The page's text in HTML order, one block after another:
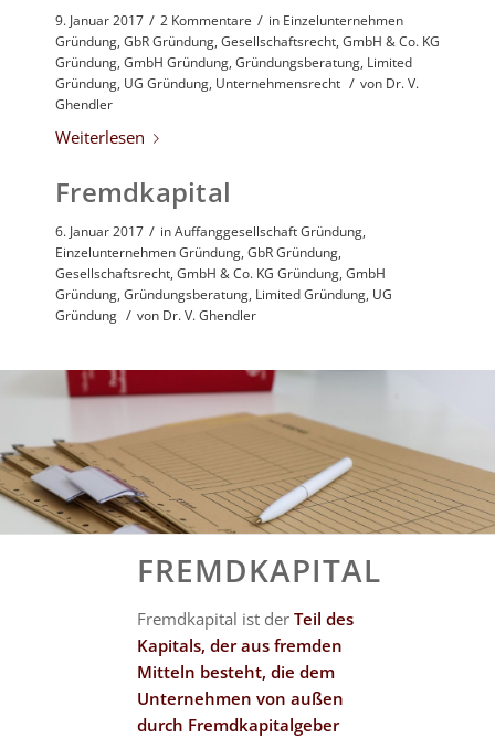
9. Januar 2017 / 2 Kommentare / in Einzelunternehmen
Gründung GbR Gründung Gesellschaftsrecht GmbH & Co. KG
Gründung GmbH Gründung Gründungsberatung Limited
Gründung UG Gründung Unternehmensrecht / von Dr. V.
Ghendler
Weiterlesen
Fremdkapital
6. Januar 2017 / inAuffanggesellschaft Gründung
Einzelunternehmen Gründung GbR Gründung
Gesellschaftsrecht GmbH & Co. KG Gründung GmbH
Gründung Gründungsberatung Limited Gründung UG
Gründung / von Dr. V. Ghendler
FREMDKAPITAL
Fremdkapital ist der Teil des
Kapitals, der aus fremden
Mitteln besteht, die dem
Unternehmen von außen
durch Fremdkapitalgeber